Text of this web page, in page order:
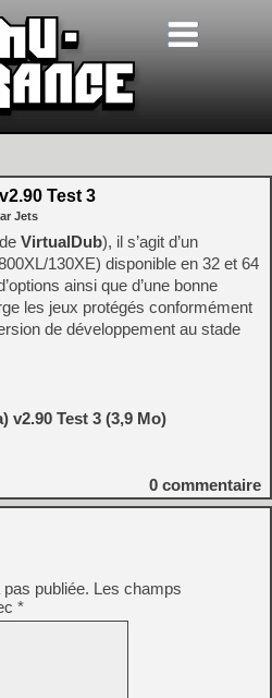
Test 3
Jets
VirtualDub), il s’agit d’un
130XE) disponible en 32 et 64
ainsi que d’une bonne
les jeux protégés conformément
de développement au stade
v2.90 Test 3 (3,9 Mo)
0 commentaire
publiée. Les champs
*